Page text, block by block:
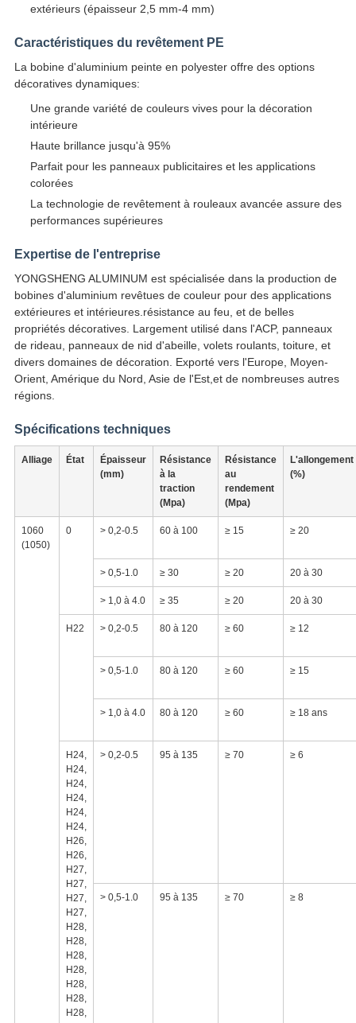
extérieurs (épaisseur 2,5 mm-4 mm)
Caractéristiques du revêtement PE
La bobine d'aluminium peinte en polyester offre des options
décoratives dynamiques:
Une grande variété de couleurs vives pour la décoration
intérieure
Haute brillance jusqu'à 95%
Parfait pour les panneaux publicitaires et les applications
colorées
La technologie de revêtement à rouleaux avancée assure des
performances supérieures
Expertise de l'entreprise
YONGSHENG ALUMINUM est spécialisée dans la production de
bobines d'aluminium revêtues de couleur pour des applications
extérieures et intérieures.résistance au feu, et de belles
propriétés décoratives. Largement utilisé dans l'ACP, panneaux
de rideau, panneaux de nid d'abeille, volets roulants, toiture, et
divers domaines de décoration. Exporté vers l'Europe, Moyen-
Orient, Amérique du Nord, Asie de l'Est,et de nombreuses autres
régions.
Spécifications techniques
Alliage État
Épaisseur
(mm)
Résistance
à la
traction
(Mpa)
Résistance
au
rendement
(Mpa)
L'allongement
(%)
1060
(1050)
0 > 0,2-0.5 60 à 100 ≥ 15 ≥ 20
> 0,5-1.0 ≥ 30 ≥ 20 20 à 30
> 1,0 à 4.0 ≥ 35 ≥ 20 20 à 30
H22 > 0,2-0.5 80 à 120 ≥ 60 ≥ 12
> 0,5-1.0 80 à 120 ≥ 60 ≥ 15
> 1,0 à 4.0 80 à 120 ≥ 60 ≥ 18 ans
H24,
H24,
H24,
H24,
H24,
H24,
H26,
H26,
H27,
H27,
H27,
H27,
H28,
H28,
H28,
H28,
H28,
H28,
H28,
> 0,2-0.5 95 à 135 ≥ 70 ≥ 6
> 0,5-1.0 95 à 135 ≥ 70 ≥ 8